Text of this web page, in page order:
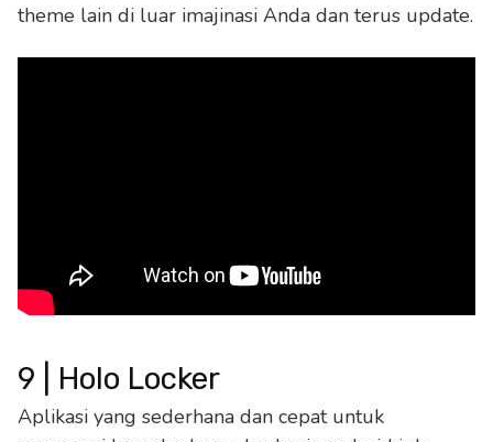
theme lain di luar imajinasi Anda dan terus update.
9 | Holo Locker
Aplikasi yang sederhana dan cepat untuk